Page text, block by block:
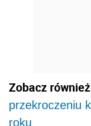
Zobacz
przekroczeniu
roku